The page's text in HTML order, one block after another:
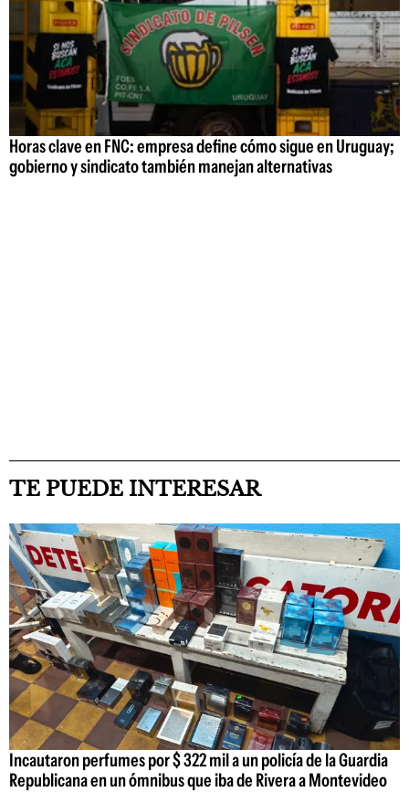
Horas clave en FNC: empresa define cómo sigue en Uruguay;
gobierno y sindicato también manejan alternativas
TE PUEDE INTERESAR
Incautaron perfumes por $ 322 mil a un policía de la Guardia
Republicana en un ómnibus que iba de Rivera a Montevideo